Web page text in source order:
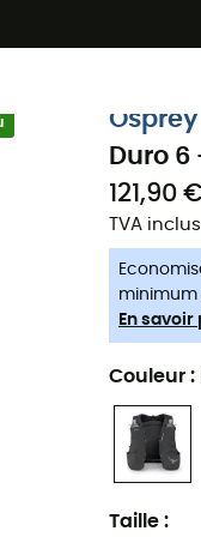
Summer5
Osprey
Duro
121,90 €
TVA
minimum
En savoir
Couleur :
Taille :